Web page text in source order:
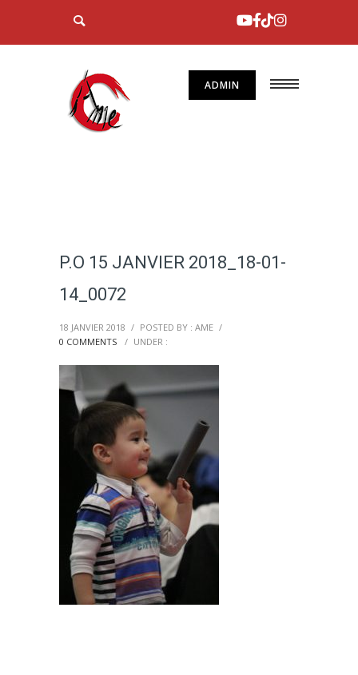
ADMIN
P.O 15 JANVIER 2018_18-01-
14_0072
18 JANVIER 2018 / POSTED BY : AME /
0 COMMENTS
/ UNDER :